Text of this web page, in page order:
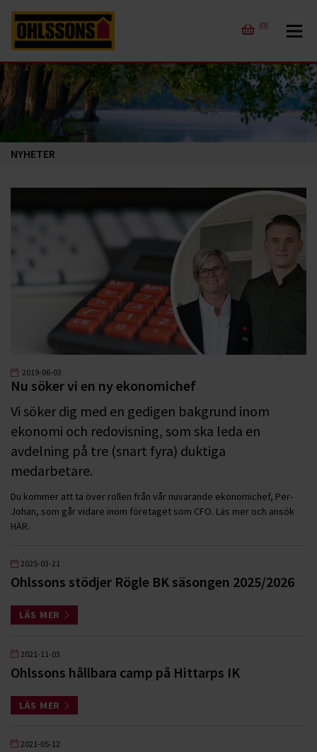
(0)
NYHETER
2019-06-03
Nu söker vi en ny ekonomichef
Vi söker dig med en gedigen bakgrund inom
ekonomi och redovisning, som ska leda en
avdelning på tre (snart fyra) duktiga
medarbetare.
Du kommer att ta över rollen från vår nuvarande ekonomichef, Per-
Johan, som går vidare inom företaget som CFO. Läs mer och ansök
HÄR.
2025-03-21
Ohlssons stödjer Rögle BK säsongen 2025/2026
LÄS MER
2021-11-03
Ohlssons hållbara camp på Hittarps IK
LÄS MER
2021-05-12